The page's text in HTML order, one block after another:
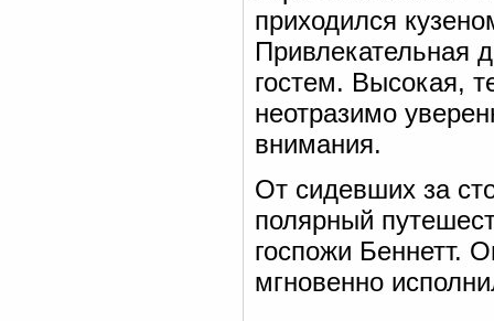
приходился
Привлекательная
гостем. Высокая,
неотразимо
внимания.
От сидевших за
полярный
госпожи Беннетт.
мгновенно